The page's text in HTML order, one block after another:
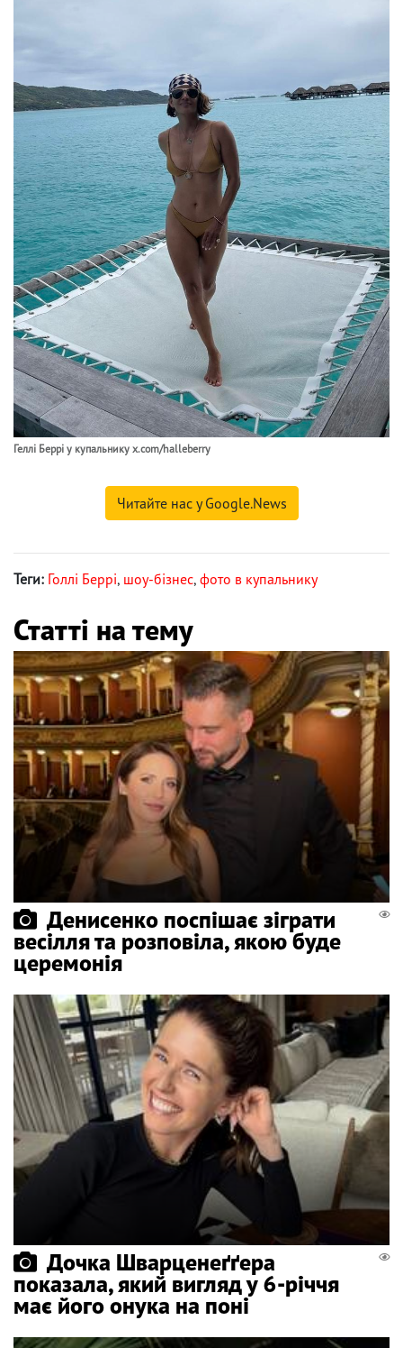
Геллі Беррі у купальнику x.com/halleberry
Читайте нас у Google.News
Теги: Голлі Беррі, шоу-бізнес, фото в купальнику
Статті на тему
Денисенко поспішає зіграти
весілля та розповіла, якою буде
церемонія
Дочка Шварценеґґера
показала, який вигляд у 6-річчя
має його онука на поні